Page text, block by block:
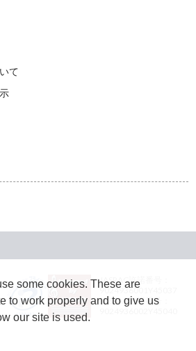
て
JASRAC許諾番号：
9024936001Y45037
JASRAC許諾番号：
some cookies. These are
to work properly and to give us
our site is used.